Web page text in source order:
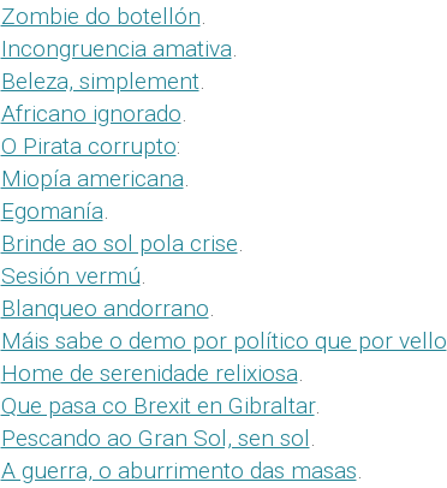
Zombie do botellón.
Incongruencia amativa.
Beleza, simplement.
Africano ignorado.
O Pirata corrupto:
Miopía americana.
Egomanía.
Brinde ao sol pola crise.
Sesión vermú.
Blanqueo andorrano.
Máis sabe o demo por político que por vello
Home de serenidade relixiosa.
Que pasa co Brexit en Gibraltar.
Pescando ao Gran Sol, sen sol.
A guerra, o aburrimento das masas.